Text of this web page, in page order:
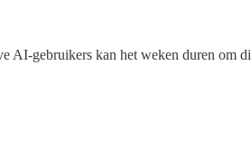
AI-gebruikers kan het weken duren om